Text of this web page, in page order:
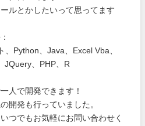
ルとかしたいって思ってます
、Python、Java、Excel Vba、
JQuery、PHP、R
人で開発できます！
開発も行っていました。
つでもお気軽にお問い合わせく